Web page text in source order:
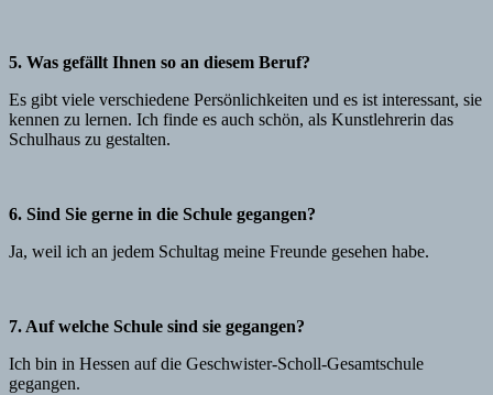
5. Was gefällt Ihnen so an diesem Beruf?
Es gibt viele verschiedene Persönlichkeiten und es ist interessant, sie
kennen zu lernen. Ich finde es auch schön, als Kunstlehrerin das
Schulhaus zu gestalten.
6. Sind Sie gerne in die Schule gegangen?
Ja, weil ich an jedem Schultag meine Freunde gesehen habe.
7. Auf welche Schule sind sie gegangen?
Ich bin in Hessen auf die Geschwister-Scholl-Gesamtschule
gegangen.